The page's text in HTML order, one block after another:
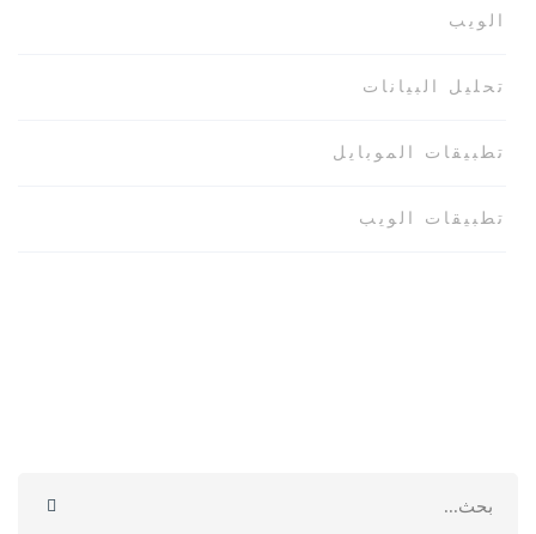
الويب
تحليل البيانات
تطبيقات الموبايل
تطبيقات الويب